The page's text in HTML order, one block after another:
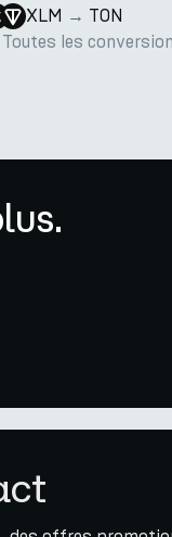
XLM → TON
Toutes les